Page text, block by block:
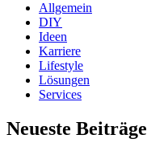
Allgemein
DIY
Ideen
Karriere
Lifestyle
Lösungen
Services
Neueste Beiträge